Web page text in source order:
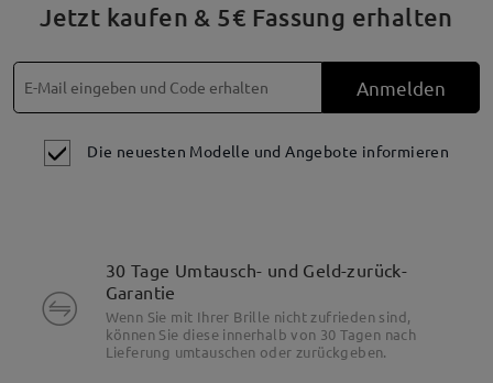
Jetzt kaufen & 5€ Fassung erhalten
Anmelden
Die neuesten Modelle und Angebote informieren
30 Tage Umtausch- und Geld-zurück-
Garantie
Wenn Sie mit Ihrer Brille nicht zufrieden sind,
können Sie diese innerhalb von 30 Tagen nach
Lieferung umtauschen oder zurückgeben.